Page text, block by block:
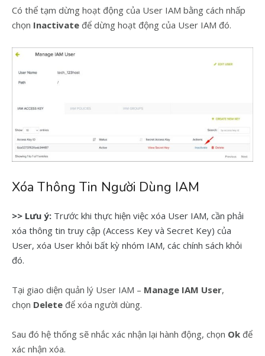
Có thể tạm dừng hoạt động của User IAM bằng cách nhấp
chọn Inactivate để dừng hoạt động của User IAM đó.
Xóa Thông Tin Người Dùng IAM
>> Lưu ý: Trước khi thực hiện việc xóa User IAM, cần phải
xóa thông tin truy cập (Access Key và Secret Key) của
User, xóa User khỏi bất kỳ nhóm IAM, các chính sách khỏi
đó.
Tại giao diện quản lý User IAM – Manage IAM User,
chọn Delete để xóa người dùng.
Sau đó hệ thống sẽ nhắc xác nhận lại hành động, chọn Ok để
xác nhận xóa.